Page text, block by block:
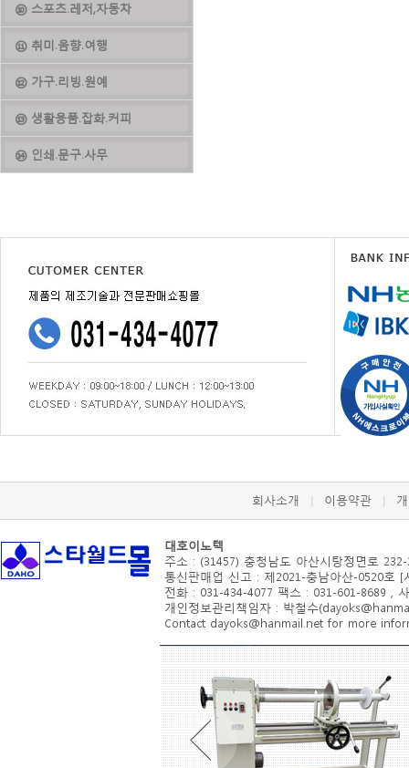
⑩ 스포츠.레저,자동차
⑪ 취미.음향.여행
⑫ 가구.리빙.원예
⑬ 생활용품.잡화.커피
⑭ 인쇄.문구.사무
회사소개 이용약관
대호이노텍
주소 : (31457) 충청남도 아산시탕정면로
통신판매업 신고 : 제2021-충남아산-0520호
전화 : 031-434-4077 팩스 : 031-601-8689 ,
개인정보관리책임자 : 박철수
Contact dayoks@hanmail.net for more